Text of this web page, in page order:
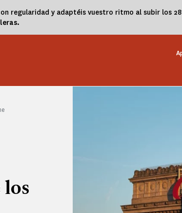
regularidad y adaptéis vuestro ritmo al subir los
los